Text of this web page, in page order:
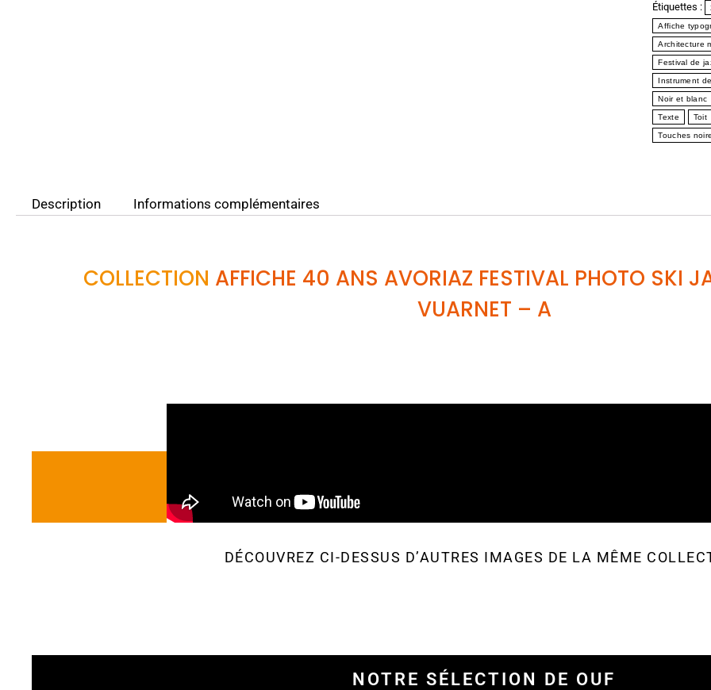
Étiquettes :
Affiche
Architecture
Festival de
Instrument
Noir et blanc
Texte Toit
Touches
Description Informations complémentaires
COLLECTION AFFICHE 40 ANS AVORIAZ FESTIVAL PHOTO SKI
VUARNET – A
DÉCOUVREZ CI-DESSUS D’AUTRES IMAGES DE LA MÊME
NOTRE SÉLECTION DE OUF